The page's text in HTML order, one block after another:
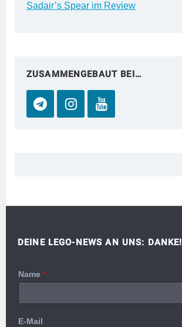
Sadair’s Spear im Review
ZUSAMMENGEBAUT BEI…
DEINE LEGO-NEWS AN UNS: DANKE!
Name *
E-Mail